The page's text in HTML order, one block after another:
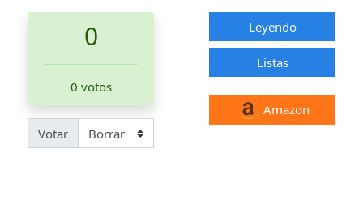
0
0 votos
Votar
Leyendo
Listas
Amazon